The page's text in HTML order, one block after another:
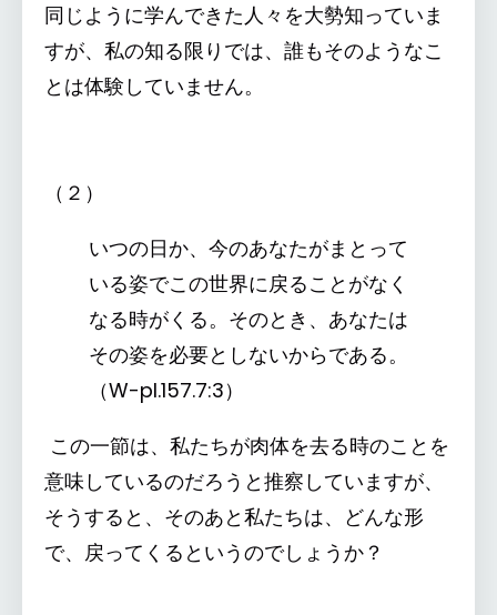
同じように学んできた人々を大勢知っていま
すが、私の知る限りでは、誰もそのようなこ
とは体験していません。
（２）
いつの日か、今のあなたがまとって
いる姿でこの世界に戻ることがなく
なる時がくる。そのとき、あなたは
その姿を必要としないからである。
（W-pI.157.7:3）
この一節は、私たちが肉体を去る時のことを
意味しているのだろうと推察していますが、
そうすると、そのあと私たちは、どんな形
で、戻ってくるというのでしょうか？